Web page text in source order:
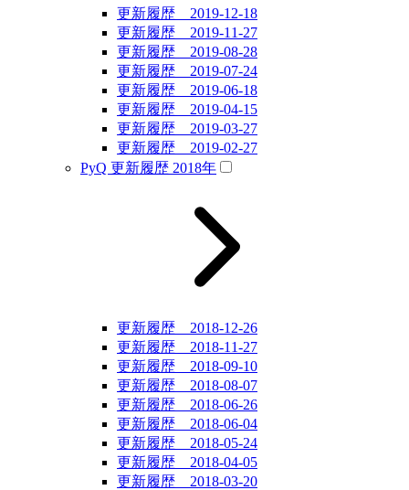
更新履歴 2019-12-18
更新履歴 2019-11-27
更新履歴 2019-08-28
更新履歴 2019-07-24
更新履歴 2019-06-18
更新履歴 2019-04-15
更新履歴 2019-03-27
更新履歴 2019-02-27
PyQ 更新履歴 2018年
更新履歴 2018-12-26
更新履歴 2018-11-27
更新履歴 2018-09-10
更新履歴 2018-08-07
更新履歴 2018-06-26
更新履歴 2018-06-04
更新履歴 2018-05-24
更新履歴 2018-04-05
更新履歴 2018-03-20